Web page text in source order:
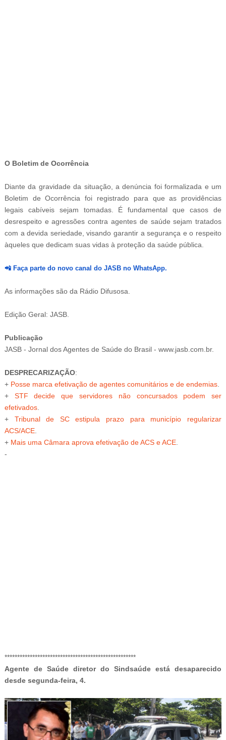
O Boletim de Ocorrência
Diante da gravidade da situação, a denúncia foi formalizada e um
Boletim de Ocorrência foi registrado para que as providências
legais cabíveis sejam tomadas. É fundamental que casos de
desrespeito e agressões contra agentes de saúde sejam tratados
com a devida seriedade, visando garantir a segurança e o respeito
àqueles que dedicam suas vidas à proteção da saúde pública.
📲 Faça parte do novo canal do JASB no WhatsApp.
As informações são da Rádio Difusosa.
Edição Geral: JASB.
Publicação
JASB - Jornal dos Agentes de Saúde do Brasil - www.jasb.com.br.
DESPRECARIZAÇÃO:
+ Posse marca efetivação de agentes comunitários e de endemias.
+ STF decide que servidores não concursados podem ser
efetivados.
+ Tribunal de SC estipula prazo para município regularizar
ACS/ACE.
+ Mais uma Câmara aprova efetivação de ACS e ACE.
-
****************************************************
Agente de Saúde diretor do Sindsaúde está desaparecido
desde segunda-feira, 4.